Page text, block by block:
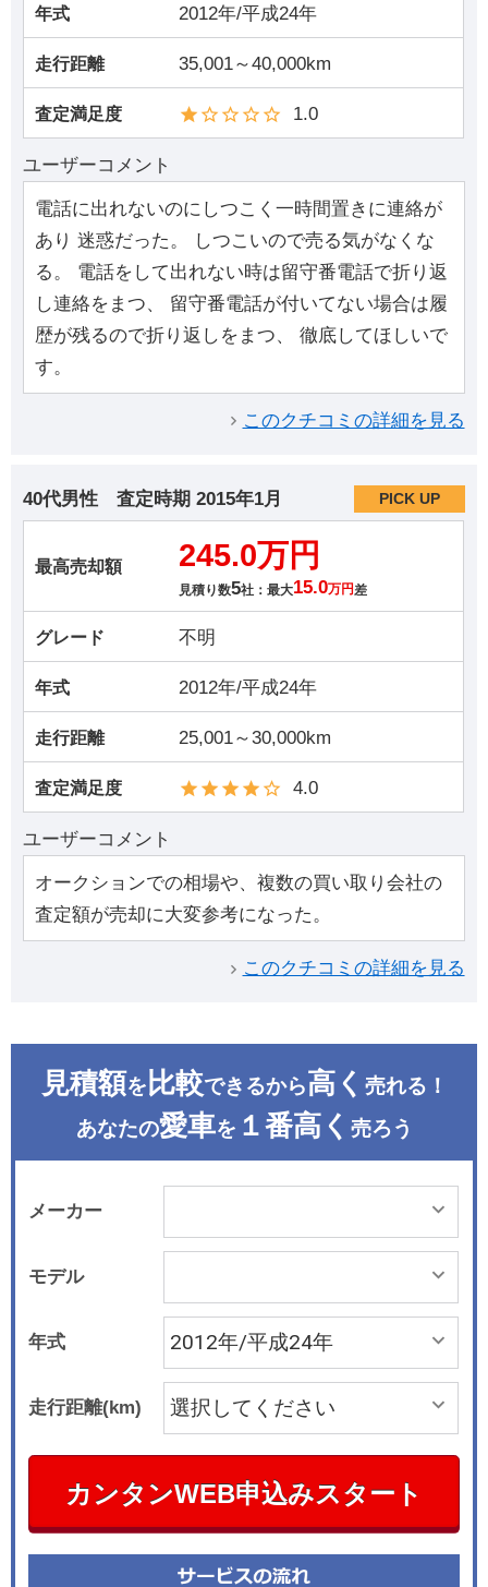
年式 2012年/平成24年
走行距離 35,001～40,000km
査定満足度 1.0
ユーザーコメント
電話に出れないのにしつこく一時間置きに連絡が
あり 迷惑だった。 しつこいので売る気がなくな
る。 電話をして出れない時は留守番電話で折り返
し連絡をまつ、 留守番電話が付いてない場合は履
歴が残るので折り返しをまつ、 徹底してほしいで
す。
このクチコミの詳細を見る
40代男性 査定時期 2015年1月 PICK UP
最高売却額 245.0万円
見積り数5社：最大15.0万円 差
グレード 不明
年式 2012年/平成24年
走行距離 25,001～30,000km
査定満足度 4.0
ユーザーコメント
オークションでの相場や、複数の買い取り会社の
査定額が売却に大変参考になった。
このクチコミの詳細を見る
見積額を 比較できるから高く 売れる！
あなたの愛車を １番高く 売ろう
メーカー
モデル
年式
走行距離(km)
カンタンWEB申込みスタート